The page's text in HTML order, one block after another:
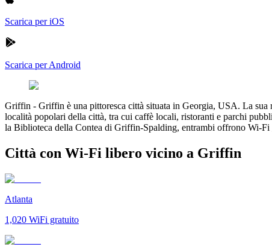
Scarica per iOS
Scarica per Android
Griffin - Griffin è una pittoresca città situata in Georgia, USA. La
località popolari della città, tra cui caffè locali, ristoranti e parchi
la Biblioteca della Contea di Griffin-Spalding, entrambi offrono Wi-
Città con Wi-Fi libero vicino a Griffin
Atlanta
1,020 WiFi gratuito